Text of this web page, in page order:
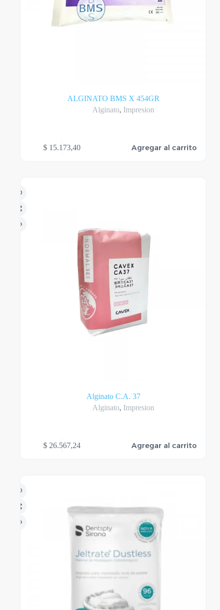
ALGINATO BMS X 454GR
Alginato, Impresion
$ 15.173,40 Agregar al carrito
Alginato C.A. 37
Alginato, Impresion
$ 26.567,24 Agregar al carrito